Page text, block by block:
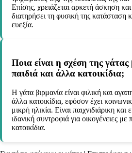
Επίσης, χρειάζεται αρκετή άσκηση και
διατηρήσει τη φυσική της κατάσταση
ευεξία.
Ποια είναι η σχέση της γάτας
παιδιά και άλλα κατοικίδια;
Η γάτα βιρμανία είναι φιλική και
άλλα κατοικίδια, εφόσον έχει
μικρή ηλικία. Είναι παιχνιδιάρικη και
ιδανική συντροφιά για οικογένειες με
κατοικίδια.